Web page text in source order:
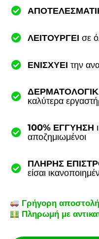
ΛΕΙΤΟΥΡΓΕΙ σε
ΕΝΙΣΧΥΕΙ την
καλύτερα
100% ΕΓΓΥΗΣΗ
αποζημιωμένοι
ΠΛΗΡΗΣ
είσαι
Γρήγορη
Πληρωμή με